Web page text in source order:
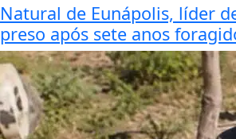
Natural de Eunápolis, líder
preso após sete anos